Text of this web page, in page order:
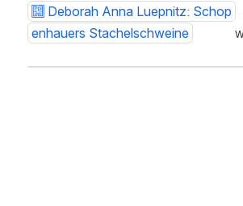
Deborah Anna Luepnitz: Schop
enhauers Stachelschweine